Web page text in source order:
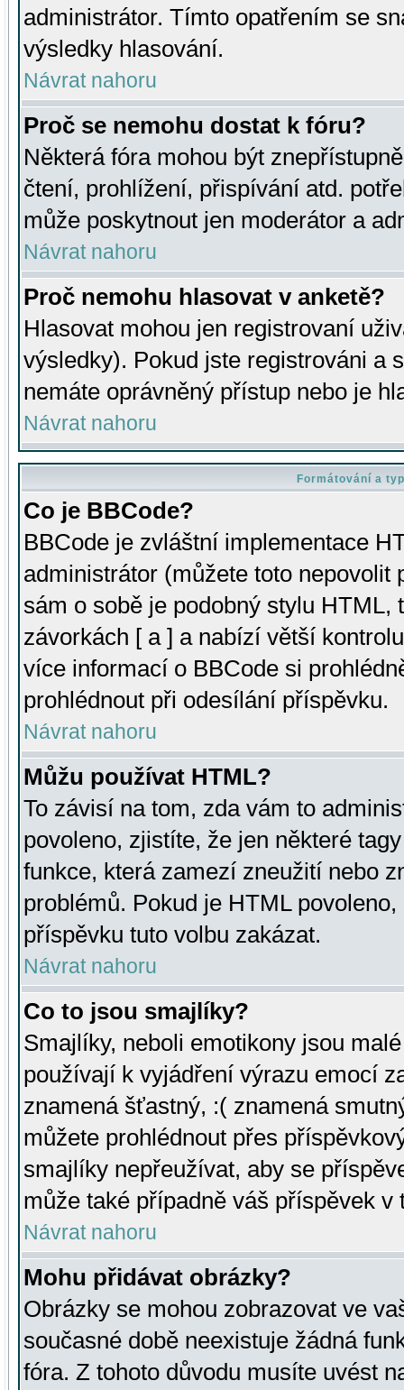
administrátor. Tímto opatřením se
výsledky hlasování.
Návrat nahoru
Proč se nemohu dostat k fóru?
Některá fóra mohou být
čtení, prohlížení, přispívání atd.
může poskytnout jen moderátor a
Návrat nahoru
Proč nemohu hlasovat v anketě?
Hlasovat mohou jen registrovaní
výsledky). Pokud jste registrováni a
nemáte oprávněný přístup nebo je
Návrat nahoru
Formátování a
Co je BBCode?
BBCode je zvláštní implementace
administrátor (můžete toto
sám o sobě je podobný stylu HTML,
závorkách [ a ] a nabízí větší
více informací o BBCode si
prohlédnout při odesílání příspěvku.
Návrat nahoru
Můžu používat HTML?
To závisí na tom, zda vám to
povoleno, zjistíte, že jen některé
funkce, která zamezí zneužití nebo
problémů. Pokud je HTML
příspěvku tuto volbu zakázat.
Návrat nahoru
Co to jsou smajlíky?
Smajlíky, neboli emotikony jsou
používají k vyjádření výrazu emocí
znamená šťastný, :( znamená
můžete prohlédnout přes
smajlíky nepřeužívat, aby se
může také případně váš příspěvek v
Návrat nahoru
Mohu přidávat obrázky?
Obrázky se mohou zobrazovat ve
současné době neexistuje žádná
fóra. Z tohoto důvodu musíte uvést